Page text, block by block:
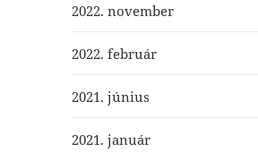
2022. november
2022. február
2021. június
2021. január